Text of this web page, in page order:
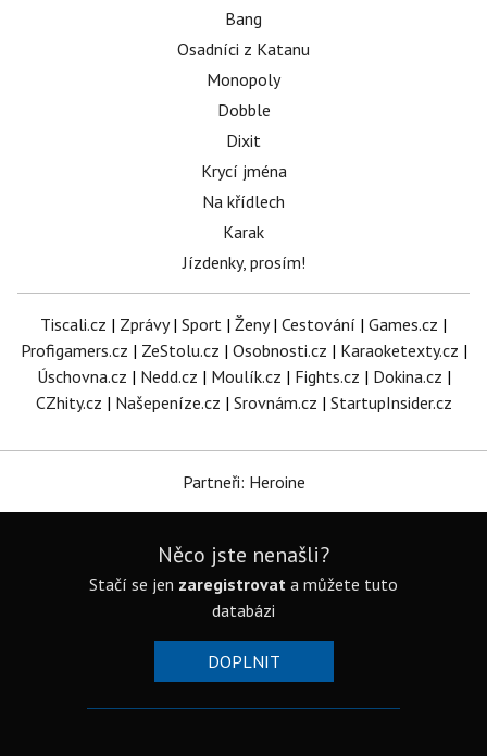
Bang
Osadníci z Katanu
Monopoly
Dobble
Dixit
Krycí jména
Na křídlech
Karak
Jízdenky, prosím!
Tiscali.cz | Zprávy| Sport | Ženy| Cestování | Games.cz |
Profigamers.cz | ZeStolu.cz | Osobnosti.cz | Karaoketexty.cz |
Úschovna.cz | Nedd.cz | Moulík.cz | Fights.cz | Dokina.cz |
CZhity.cz | Našepeníze.cz | Srovnám.cz | StartupInsider.cz
Partneři: Heroine
Něco jste nenašli?
Stačí se jen zaregistrovat a můžete tuto
databázi
DOPLNIT